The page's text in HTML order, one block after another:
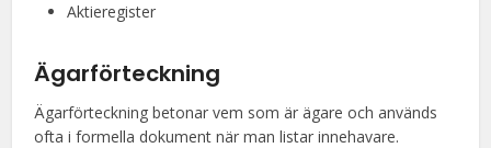
Aktieregister
Ägarförteckning
Ägarförteckning betonar vem som är ägare och används
ofta i formella dokument när man listar innehavare.